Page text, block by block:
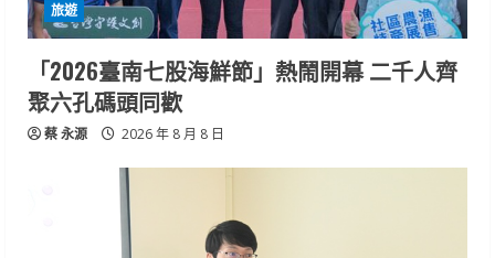
旅遊
「2026臺南七股海鮮節」熱鬧開幕 二千人齊
聚六孔碼頭同歡
蔡 永源 2026 年 8 月 8 日